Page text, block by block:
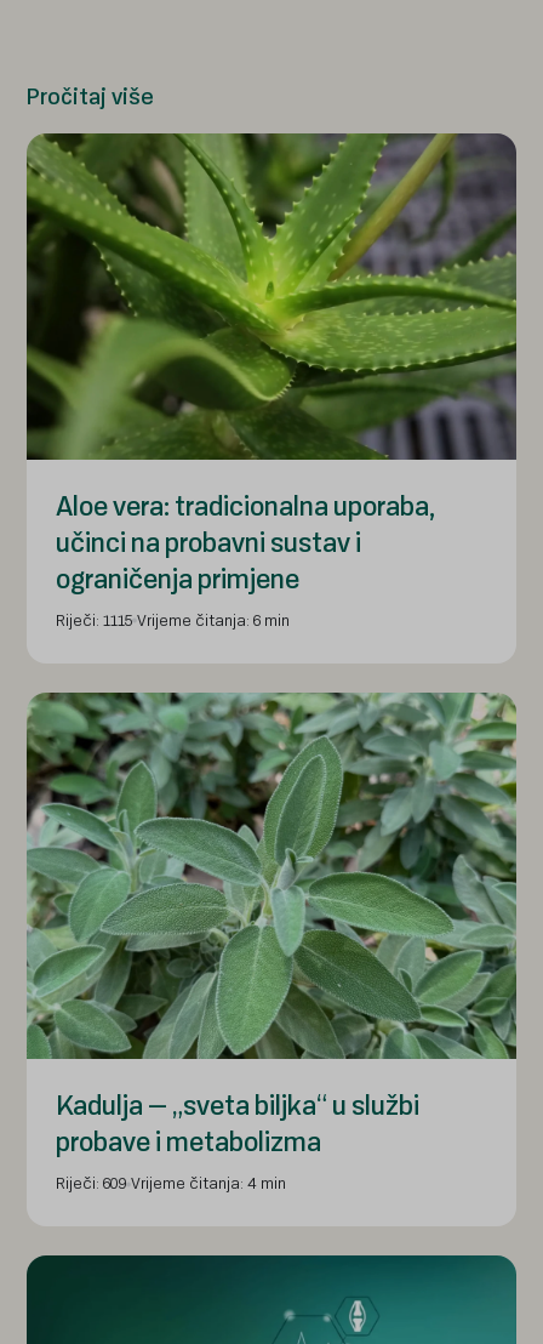
Pročitaj više
Aloe vera: tradicionalna uporaba,
učinci na probavni sustav i
ograničenja primjene
Riječi: 1115 Vrijeme čitanja: 6 min
Kadulja – „sveta biljka“ u službi
probave i metabolizma
Riječi: 609 Vrijeme čitanja: 4 min